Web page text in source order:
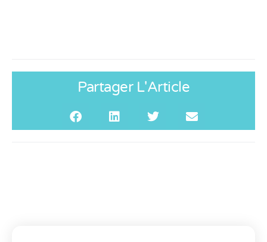
Partager L'Article